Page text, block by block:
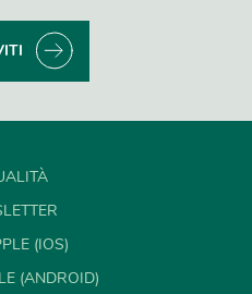
(IOS)
(ANDROID)